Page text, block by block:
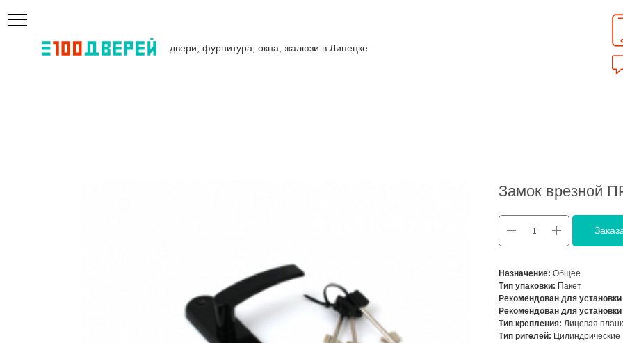
двери, фурнитура, окна, жалюзи в Липецке
Замок врезной
Назначение: Общее
Тип упаковки: Пакет
Рекомендован для
Рекомендован для
Тип крепления: Лицевая
Тип ригелей: Цилиндрические